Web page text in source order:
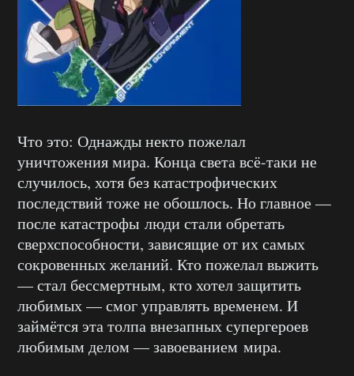
Что это: Однажды некто пожелал
уничтожения мира. Конца света всё-таки не
случилось, хотя без катастрофических
последствий тоже не обошлось. Но главное —
после катастрофы люди стали обретать
сверхспособности, зависящие от их самых
сокровенных желаний. Кто пожелал выжить
— стал бессмертным, кто хотел защитить
любимых — смог управлять временем. И
займётся эта толпа внезапных супергероев
любимым делом — завоеванием мира.